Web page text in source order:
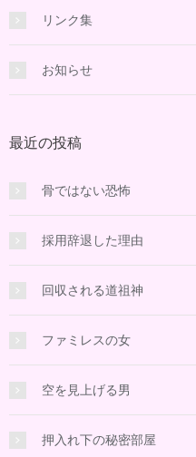
リンク集
お知らせ
最近の投稿
骨ではない恐怖
採用辞退した理由
回収される道祖神
ファミレスの女
空を見上げる男
押入れ下の秘密部屋